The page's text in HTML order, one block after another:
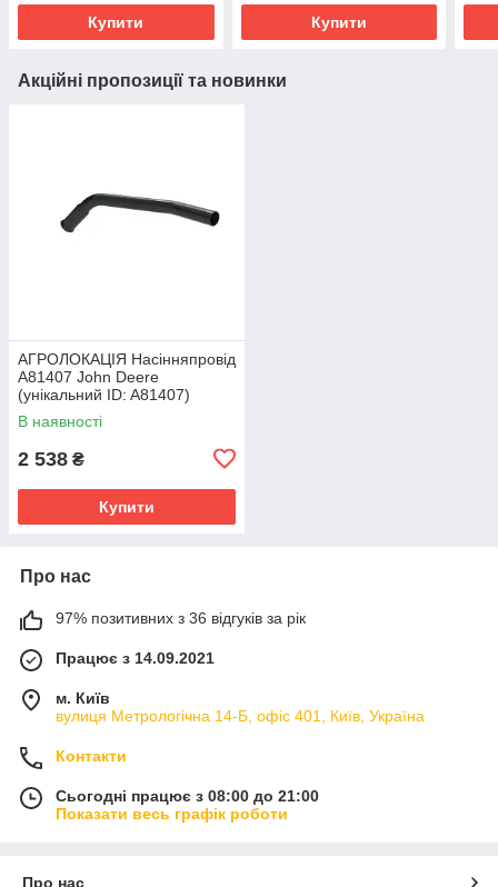
Купити Купити
Акційні пропозиції та новинки
АГРОЛОКАЦІЯ Насінняпровід
A81407 John Deere
(унікальний ID: A81407)
В наявності
2 538 ₴
Купити
Про нас
97% позитивних з 36 відгуків за рік
Працює з 14.09.2021
м. Київ
вулиця Метрологічна 14-Б, офіс 401, Київ, Україна
Контакти
Сьогодні працює з 08:00 до 21:00
Показати весь графік роботи
Про нас